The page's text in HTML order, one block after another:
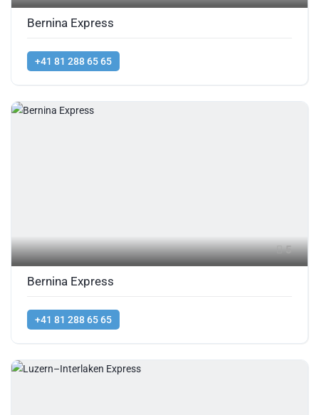
Bernina Express
+41 81 288 65 65
5
Bernina Express
+41 81 288 65 65